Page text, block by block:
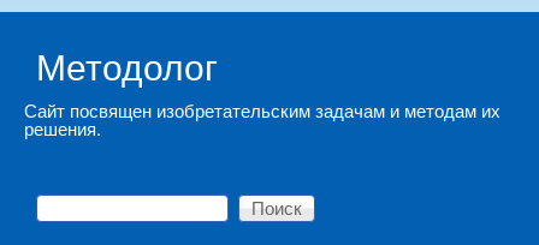
Методолог
Сайт посвящен изобретательским задачам и методам их
решения.
Форма поиска
Поиск